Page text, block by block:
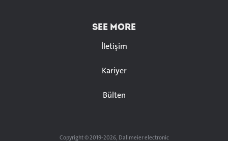
SEE MORE
İletişim
Kariyer
Bülten
Copyright © 2019-2026, Dallmeier electronic